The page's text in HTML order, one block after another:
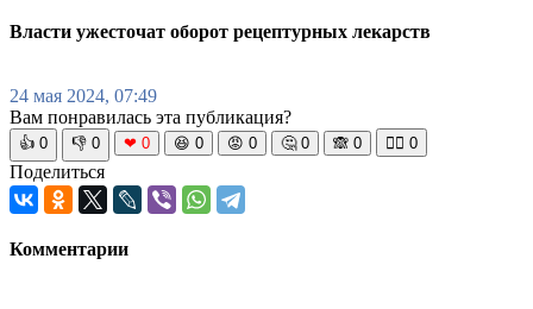
Власти ужесточат оборот рецептурных лекарств
24 мая 2024, 07:49
Вам понравилась эта публикация?
👍 0 👎 0 ❤ 0 😆 0 😡 0 🤔 0 🙈 0 🧘‍♀️ 0
Поделиться
Комментарии